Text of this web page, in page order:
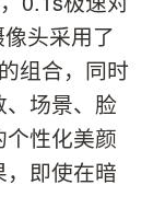
头采用了
组合，同时
场景、脸
性化美颜
即使在暗